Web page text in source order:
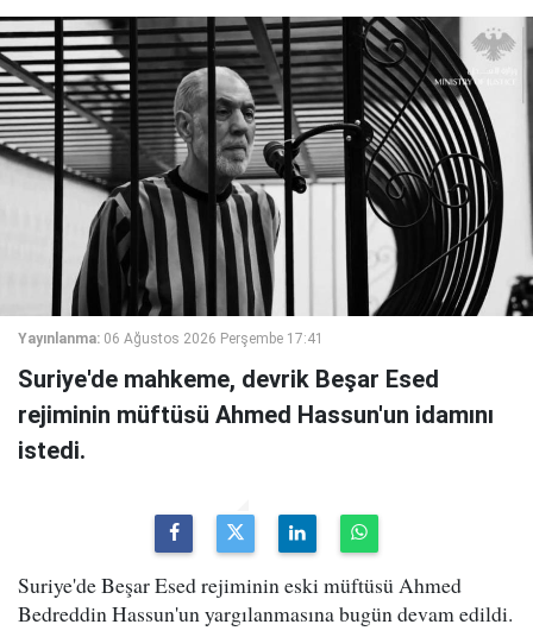
Yayınlanma: 06 Ağustos 2026 Perşembe 17:41
Suriye'de mahkeme, devrik Beşar Esed
rejiminin müftüsü Ahmed Hassun'un idamını
istedi.
Suriye'de Beşar Esed rejiminin eski müftüsü Ahmed
Bedreddin Hassun'un yargılanmasına bugün devam edildi.